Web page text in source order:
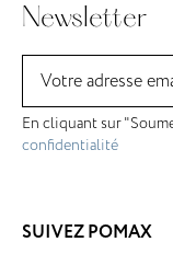
Newsletter
En cliquant sur
confidentialité
SUIVEZ POMAX